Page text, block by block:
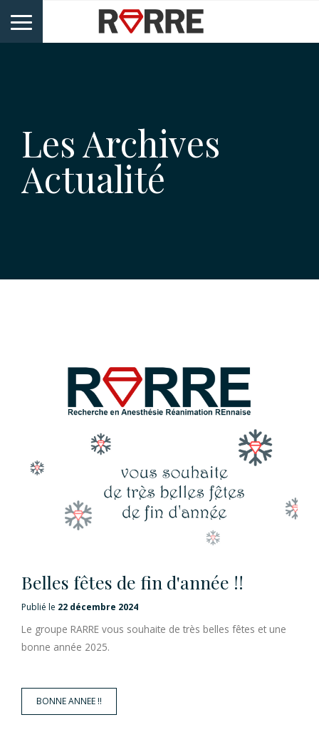
Les Archives
Actualité
Belles fêtes de fin d'année !!
Publié le 22 décembre 2024
Le groupe RARRE vous souhaite de très belles fêtes et une
bonne année 2025.
BONNE ANNEE !!